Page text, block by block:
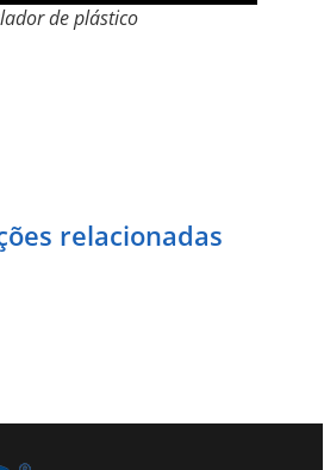
de plástico
relacionadas